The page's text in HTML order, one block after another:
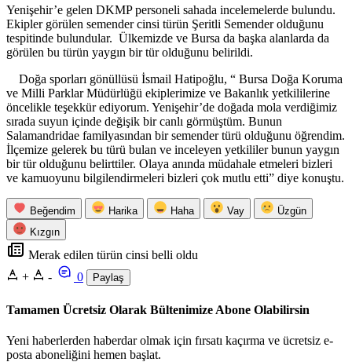
Yenişehir’e gelen DKMP personeli sahada incelemelerde bulundu.
Ekipler görülen semender cinsi türün Şeritli Semender olduğunu
tespitinde bulundular. Ülkemizde ve Bursa da başka alanlarda da
görülen bu türün yaygın bir tür olduğunu belirildi.
Doğa sporları gönüllüsü İsmail Hatipoğlu, “ Bursa Doğa Koruma
ve Milli Parklar Müdürlüğü ekiplerimize ve Bakanlık yetkililerine
öncelikle teşekkür ediyorum. Yenişehir’de doğada mola verdiğimiz
sırada suyun içinde değişik bir canlı görmüştüm. Bunun
Salamandridae familyasından bir semender türü olduğunu öğrendim.
İlçemize gelerek bu türü bulan ve inceleyen yetkililer bunun yaygın
bir tür olduğunu belirttiler. Olaya anında müdahale etmeleri bizleri
ve kamuoyunu bilgilendirmeleri bizleri çok mutlu etti” diye konuştu.
Beğendim Harika Haha Vay
Üzgün
Kızgın
Merak edilen türün cinsi belli oldu
+
- 0 Paylaş
Tamamen Ücretsiz Olarak Bültenimize Abone Olabilirsin
Yeni haberlerden haberdar olmak için fırsatı kaçırma ve ücretsiz e-
posta aboneliğini hemen başlat.